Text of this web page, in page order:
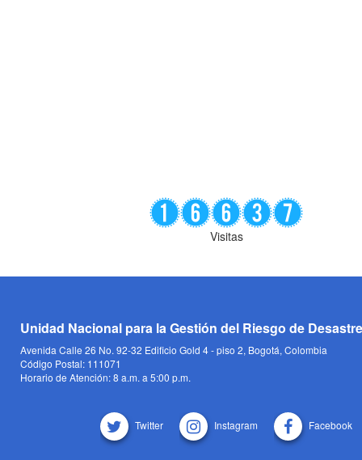
Visitas
Unidad Nacional para la Gestión del Riesgo de
Avenida Calle 26 No. 92-32 Edificio Gold 4 - piso 2, Bogotá, Colombia
Código Postal: 111071
Horario de Atención: 8 a.m. a 5:00 p.m.
Twitter Instagram Facebook